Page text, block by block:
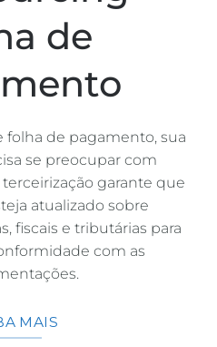
de
de pagamento, sua
se preocupar com
garante que
atualizado sobre
fiscais e tributárias para
com as
MAIS